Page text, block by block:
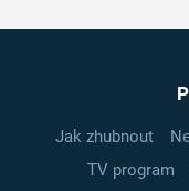
Jak zhubnout
TV program